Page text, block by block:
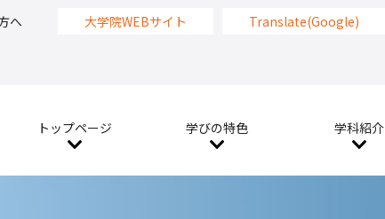
へ 大学院WEBサイト Translate(Google)
トップページ 学びの特色 学科紹介